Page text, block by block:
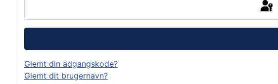
Glemt din adgangskode?
Glemt dit brugernavn?